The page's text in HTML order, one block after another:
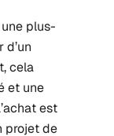
plus-
cela
et une
est
projet de